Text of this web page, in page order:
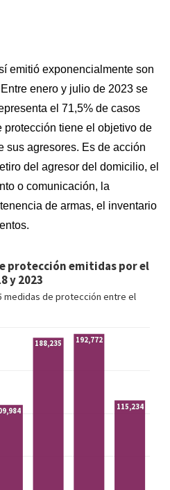
emitió exponencialmente son
enero y julio de 2023 se
el 71,5% de casos
protección tiene el objetivo de
sus agresores. Es de acción
del agresor del domicilio, el
o comunicación, la
de armas, el inventario